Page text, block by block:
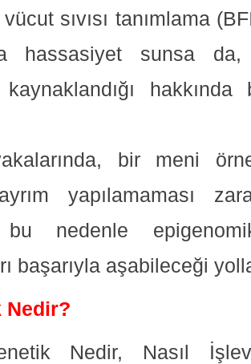
sıvısı tanımlama
hassasiyet sunsa da,
kaynaklandığı
bir meni
yapılamaması
bu nedenle
başarıyla aşabileceği
Nedir?
Nedir, Nasıl İşlev